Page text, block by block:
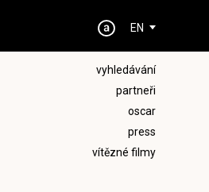
EN
vyhledávání
partneři
oscar
press
vítězné filmy